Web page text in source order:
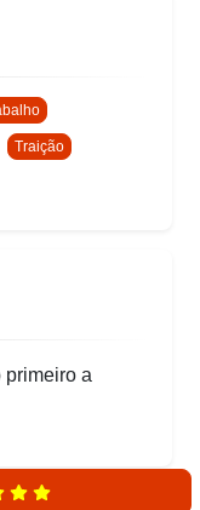
Traição
primeiro a